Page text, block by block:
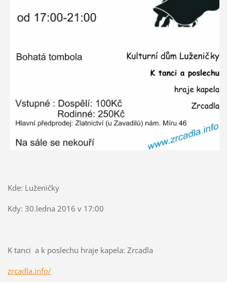
Kde: Luženičky
Kdy: 30.ledna 2016 v 17:00
K tanci a k poslechu hraje kapela: Zrcadla
zrcadla.info/